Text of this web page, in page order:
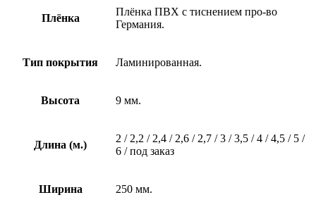
Плёнка
Плёнка ПВХ с тиснением про-во
Германия.
Тип покрытия Ламинированная.
Высота 9 мм.
Длина (м.)
2 / 2,2 / 2,4 / 2,6 / 2,7 / 3 / 3,5 / 4 / 4,5 / 5 /
6 / под заказ
Ширина 250 мм.